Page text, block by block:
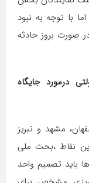
با توجه به نبود
صورت بروز حادثه
درمورد جایگاه
مشهد و تبریز
نقاط ،بحث ملی
تصمیم واحد